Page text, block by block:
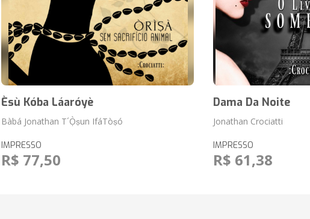
Èsù Kóba Láaróyè
Bàbá Jonathan T´Ọ̀ṣun IfáTòṣó
IMPRESSO
R$ 77,50
Dama Da Noite
Jonathan Crociatti
IMPRESSO
R$ 61,38